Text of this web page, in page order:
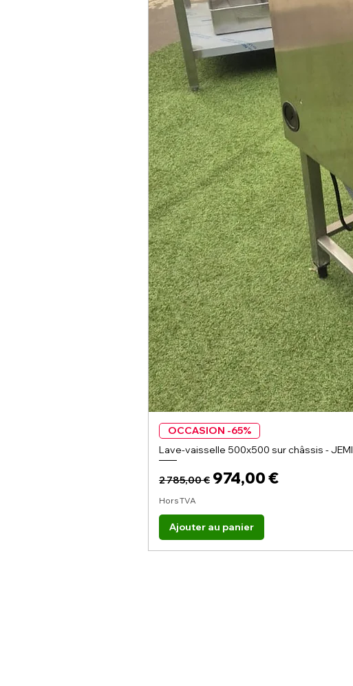
OCCASION -65%
Lave-vaisselle 500x500 sur châssis - JEMI
Prix original
2 785,00 € Prix promotionnel
974,00 €
Hors TVA
Ajouter au panier